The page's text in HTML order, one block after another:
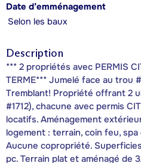
Date d’emménagement
Selon les baux
Description
*** 2 propriétés avec PERMIS
TERME*** Jumelé face au trou
Tremblant! Propriété offrant 2
#1712), chacune avec permis
locatifs. Aménagement
logement : terrain, coin feu,
Aucune copropriété.
pc. Terrain plat et aménagé de